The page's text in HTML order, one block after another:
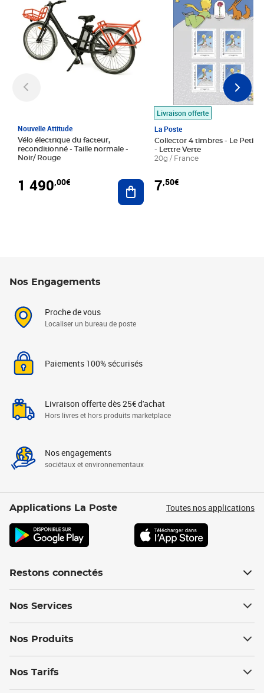
Nouvelle Attitude
Vélo électrique du facteur,
reconditionné - Taille normale -
Noir/ Rouge
1 490,00€ Ajouter au panier
Livraison offerte
La Poste
Collector 4 timbres - Le Petit
- Lettre Verte
20g / France
7,50€
Nos Engagements
Proche de vous
Localiser un bureau de poste
Paiements 100% sécurisés
Livraison offerte dès 25€ d'achat
Hors livres et hors produits marketplace
Nos engagements
sociétaux et environnementaux
Applications La Poste Toutes nos applications
Restons connectés
Nos Services
Nos Produits
Nos Tarifs